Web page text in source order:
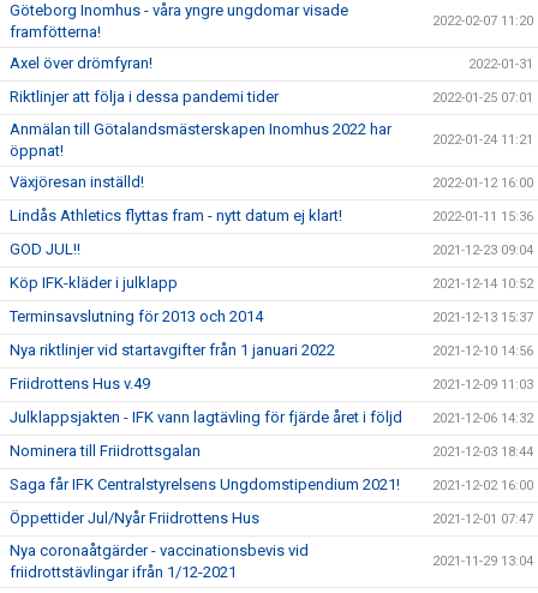
Göteborg Inomhus - våra yngre ungdomar visade
framfötterna!
2022-02-07 11:20
Axel över drömfyran! 2022-01-31
Riktlinjer att följa i dessa pandemi tider 2022-01-25 07:01
Anmälan till Götalandsmästerskapen Inomhus 2022 har
öppnat!
2022-01-24 11:21
Växjöresan inställd! 2022-01-12 16:00
Lindås Athletics flyttas fram - nytt datum ej klart! 2022-01-11 15:36
GOD JUL!! 2021-12-23 09:04
Köp IFK-kläder i julklapp 2021-12-14 10:52
Terminsavslutning för 2013 och 2014 2021-12-13 15:37
Nya riktlinjer vid startavgifter från 1 januari 2022 2021-12-10 14:56
Friidrottens Hus v.49 2021-12-09 11:03
Julklappsjakten - IFK vann lagtävling för fjärde året i följd 2021-12-06 14:32
Nominera till Friidrottsgalan 2021-12-03 18:44
Saga får IFK Centralstyrelsens Ungdomstipendium 2021! 2021-12-02 16:00
Öppettider Jul/Nyår Friidrottens Hus 2021-12-01 07:47
Nya coronaåtgärder - vaccinationsbevis vid
friidrottstävlingar ifrån 1/12-2021
2021-11-29 13:04